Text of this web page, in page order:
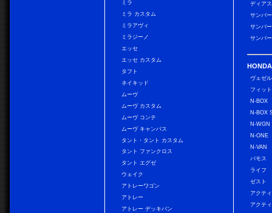
ミラ
ミラ カスタム
ミラアヴィ
ミラジーノ
エッセ
エッセ カスタム
タフト
ネイキッド
ムーヴ
ムーヴ カスタム
ムーヴ コンテ
ムーヴ キャンバス
タント・タント カスタム
タント ファンクロス
タント エグゼ
ウェイク
アトレーワゴン
アトレー
アトレー デッキバン
ディア
サンバ
サンバ
サンバ
HONDA
ヴェゼル
フィット
N-BOX
N-BOX
N-WGN
N-ONE
N-VAN
バモス
ライフ
ゼスト
アクテ
アクテ